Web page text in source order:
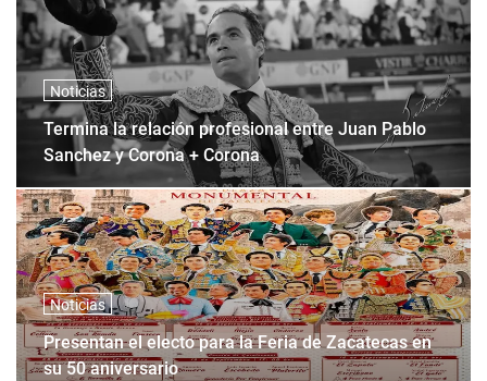
Noticias
Termina la relación profesional entre Juan Pablo
Sanchez y Corona + Corona
Noticias
Presentan el electo para la Feria de Zacatecas en
su 50 aniversario